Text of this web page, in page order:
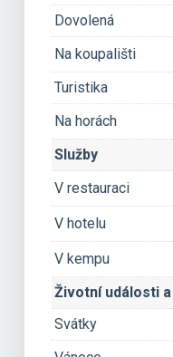
Dovolená
Na koupališti
Turistika
Na horách
Služby
V restauraci
V hotelu
V kempu
Životní události
Svátky